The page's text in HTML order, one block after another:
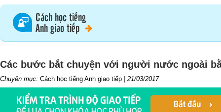
Cách học tiếng
Anh giao tiếp
Các bước bắt chuyện với người nước ngoài
Chuyên mục: Cách học tiếng Anh giao tiếp 21/03/2017